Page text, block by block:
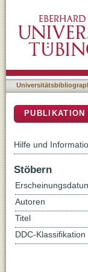
PUBLIKATION
Hilfe und
Stöbern
Autoren
Titel
DDC-Klassifikation